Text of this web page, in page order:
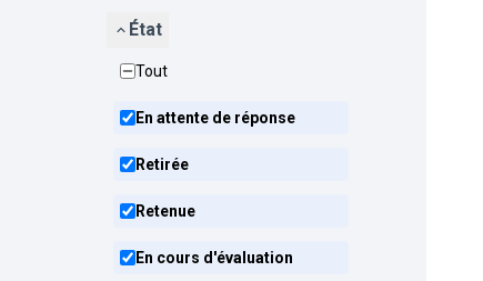
État
Tout
En attente de réponse
Retirée
Retenue
En cours d'évaluation